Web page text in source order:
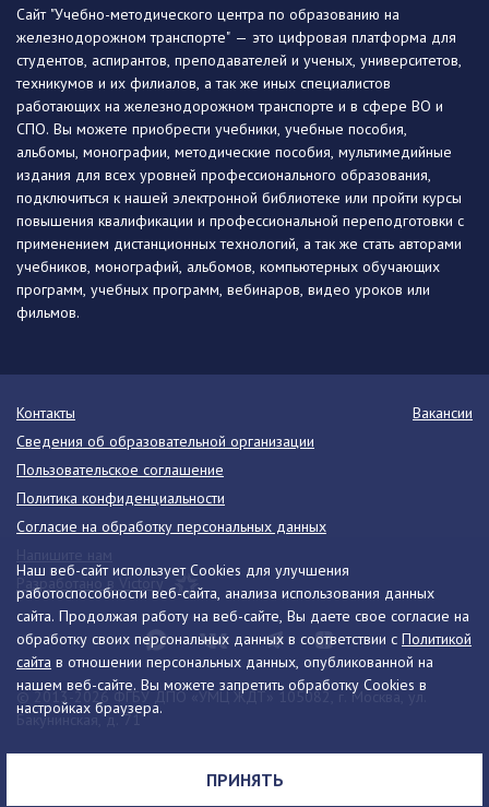
Наш веб-сайт использует Cookies для улучшения
работоспособности веб-сайта, анализа использования данных
сайта. Продолжая работу на веб-сайте, Вы даете свое согласие на
обработку своих персональных данных в соответствии с Политикой
сайта в отношении персональных данных, опубликованной на
нашем веб-сайте. Вы можете запретить обработку Cookies в
настройках браузера.
ПРИНЯТЬ
Сайт "Учебно-методического центра по образованию на
железнодорожном транспорте" — это цифровая платформа для
студентов, аспирантов, преподавателей и ученых, университетов,
техникумов и их филиалов, а так же иных специалистов
работающих на железнодорожном транспорте и в сфере ВО и
СПО. Вы можете приобрести учебники, учебные пособия,
альбомы, монографии, методические пособия, мультимедийные
издания для всех уровней профессионального образования,
подключиться к нашей электронной библиотеке или пройти курсы
повышения квалификации и профессиональной переподготовки с
применением дистанционных технологий, а так же стать авторами
учебников, монографий, альбомов, компьютерных обучающих
программ, учебных программ, вебинаров, видео уроков или
фильмов.
© 2013-2026 ФГБУ ДПО «УМЦ ЖДТ» 105082, г. Москва, ул.
Бакунинская, д. 71
Телефон:8 (495) 739-00-30 info@umczdt.ru
схема проезда
Контакты
Вакансии
Сведения об образовательной организации
Пользовательское соглашение
Политика конфиденциальности
Согласие на обработку персональных данных
Разработано в Victory